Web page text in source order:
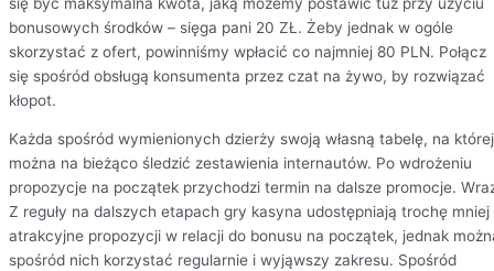
bonusowych środków – sięga pani 20 ZŁ. Żeby jednak w ogóle
skorzystać z ofert, powinniśmy wpłacić co najmniej 80 PLN. Połącz
się spośród obsługą konsumenta przez czat na żywo, by rozwiązać
kłopot.
Każda spośród wymienionych dzierży swoją własną tabelę, na której
można na bieżąco śledzić zestawienia internautów. Po wdrożeniu
propozycje na początek przychodzi termin na dalsze promocje.
Z reguły na dalszych etapach gry kasyna udostępniają trochę mniej
atrakcyjne propozycji w relacji do bonusu na początek, jednak
spośród nich korzystać regularnie i wyjąwszy zakresu. Spośród